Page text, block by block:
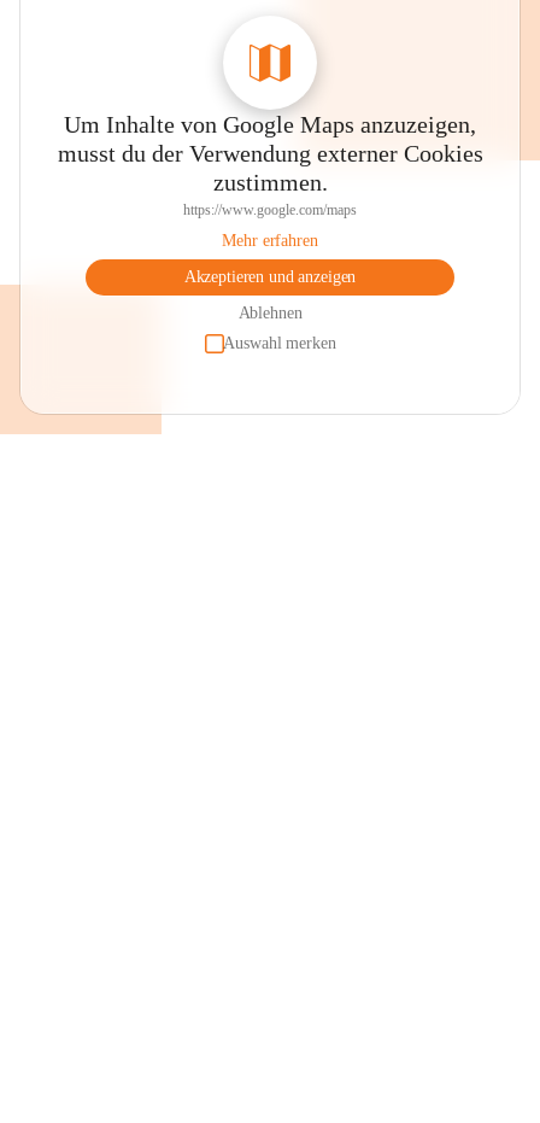
Um Inhalte von Google Maps anzuzeigen,
musst du der Verwendung externer Cookies
zustimmen.
https://www.google.com/maps
Mehr erfahren
Akzeptieren und anzeigen
Ablehnen
Auswahl merken